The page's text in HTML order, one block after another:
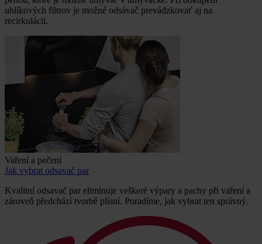
uhlíkových filtrov je možné odsávač prevádzkovať aj na
recirkulácii.
Vaření a pečení
Jak vybrat odsavač par
Kvalitní odsavač par eliminuje veškeré výpary a pachy při vaření a
zároveň předchází tvorbě plísní. Poradíme, jak vybrat ten správný.